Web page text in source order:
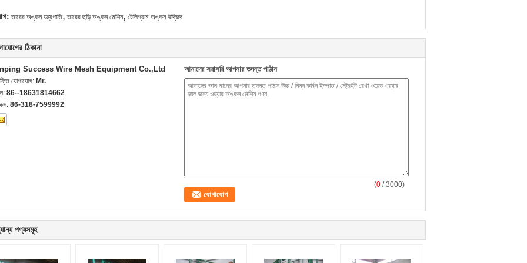
তারের অঙ্কন যন্ত্রপাতি, তারের ছড়ি অঙ্কন মেশিন, টেলিগ্রাম অঙ্কন উদ্ভিদ
ঠিকানা
Success Wire Mesh Equipment Co.,Ltd
যোগাযোগ: Mr.
86--18631814662
86-318-7599992
আমাদের সরাসরি আপনার তদন্ত পাঠান
(0 / 3000)
পণ্যসমূহ